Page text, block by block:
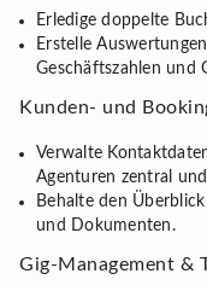
Erledige doppelte
Erstelle
Geschäftszahlen und
Kunden- und
Verwalte
Agenturen zentral
Behalte den
und Dokumenten.
Gig-Management &